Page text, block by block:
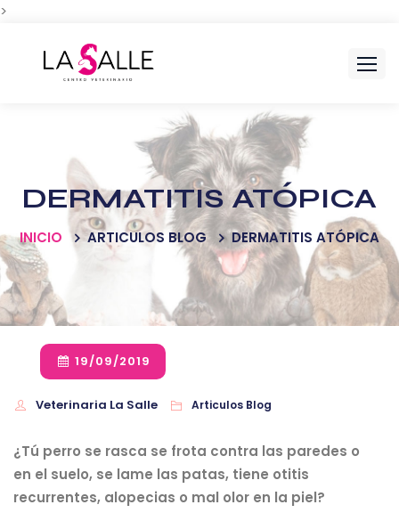
>
DERMATITIS ATÓPICA
INICIO ARTICULOS BLOG DERMATITIS ATÓPICA
19/09/2019
Veterinaria La Salle Articulos Blog
¿Tú perro se rasca se frota contra las paredes o
en el suelo, se lame las patas, tiene otitis
recurrentes, alopecias o mal olor en la piel?